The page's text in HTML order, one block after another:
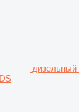
дизельный